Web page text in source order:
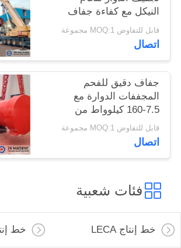
الخصوصية
النيكل مع كفاءة جفاف
عالية
قابل للتفاوض MOQ:1 مجموعة
اتصال
جفاف دقيق للفحم
المجففات الدوارة مع
7.5-160 كيلوواط من
طاقة المحرك
قابل للتفاوض MOQ:1 مجموعة
اتصال
فئات شعبية
خط إنتاج LECA خط